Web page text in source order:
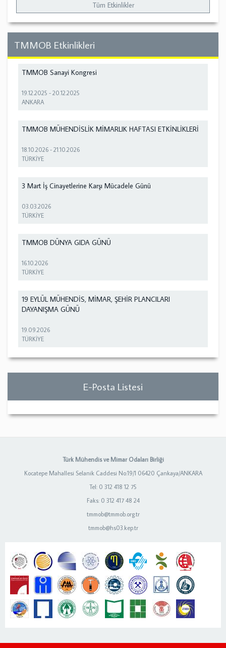
Tüm Etkinlikler
TMMOB Etkinlikleri
TMMOB Sanayi Kongresi
19.12.2025 -20.12.2025
ANKARA
TMMOB MÜHENDİSLİK MİMARLIK HAFTASI ETKİNLİKLERİ
18.10.2026 -21.10.2026
TÜRKİYE
3 Mart İş Cinayetlerine Karşı Mücadele Günü
03.03.2026
TÜRKİYE
TMMOB DÜNYA GIDA GÜNÜ
16.10.2026
TÜRKİYE
19 EYLÜL MÜHENDİS, MİMAR, ŞEHİR PLANCILARI
DAYANIŞMA GÜNÜ
19.09.2026
TÜRKİYE
E-Posta Listesi
Türk Mühendis ve Mimar Odaları Birliği
Kocatepe Mahallesi Selanik Caddesi No:19/1 06420 Çankaya/ANKARA
Tel: 0 312 418 12 75
Faks: 0 312 417 48 24
tmmob@tmmob.org.tr
tmmob@hs03.kep.tr